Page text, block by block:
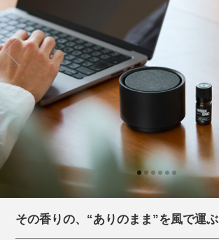
その香りの、“ありのまま”を風で運ぶ